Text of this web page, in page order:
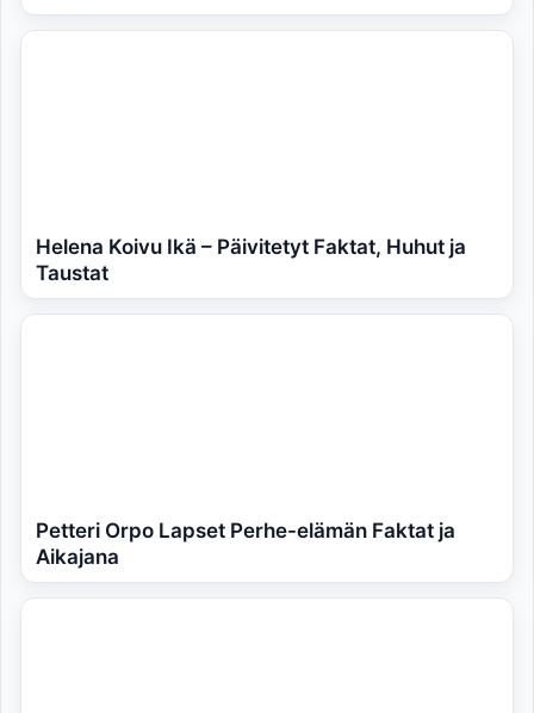
Helena Koivu Ikä – Päivitetyt Faktat, Huhut ja
Taustat
Petteri Orpo Lapset Perhe-elämän Faktat ja
Aikajana